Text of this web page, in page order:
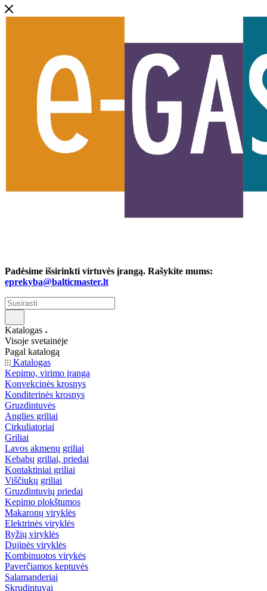
Padėsime išsirinkti virtuvės įrangą. Rašykite mums:
eprekyba@balticmaster.lt
Katalogas
Visoje svetainėje
Pagal katalogą
Katalogas
Kepimo, virimo įranga
Konvekcinės krosnys
Konditerinės krosnys
Gruzdintuvės
Anglies griliai
Cirkuliatoriai
Griliai
Lavos akmenų griliai
Kebabų griliai, priedai
Kontaktiniai griliai
Viščiukų griliai
Gruzdintuvių priedai
Kepimo plokštumos
Makaronų viryklės
Elektrinės viryklės
Ryžių viryklės
Dujinės viryklės
Kombinuotos virykės
Paverčiamos keptuvės
Salamanderiai
Skrudintuvai